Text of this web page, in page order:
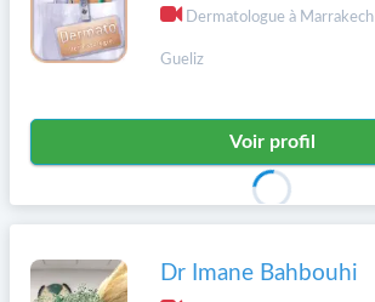
Dermatologue à Marrakech
Gueliz
Voir profil
Dr Imane Bahbouhi